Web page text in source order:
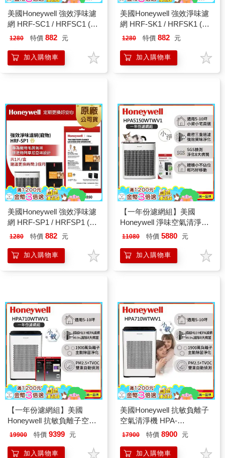
美國Honeywell 強效淨味濾
網 HRF-SC1 / HRFSC1 (家
居裝修專攻)(適用
1280 特價 882 元
加入購物車
美國Honeywell 強效淨味濾
網 HRF-SK1 / HRFSK1 (廚
房專攻)(適用
1280 特價 882 元
加入購物車
美國Honeywell 強效淨味濾
網 HRF-SP1 / HRFSP1 (寵
物專攻)(適用
1280 特價 882 元
加入購物車
【一年份濾網組】美國
Honeywell 淨味空氣清淨機
HPA-5150WTWV1+耗材組
11080 特價 5880 元
加入購物車
【一年份濾網組】美國
Honeywell 抗敏負離子空氣
清淨機 HPA-
Q710V1+HRF-L710)
19900 特價 9399 元
加入購物車
美國Honeywell 抗敏負離子
空氣清淨機 HPA-
710WTWV1
17900 特價 8900 元
加入購物車